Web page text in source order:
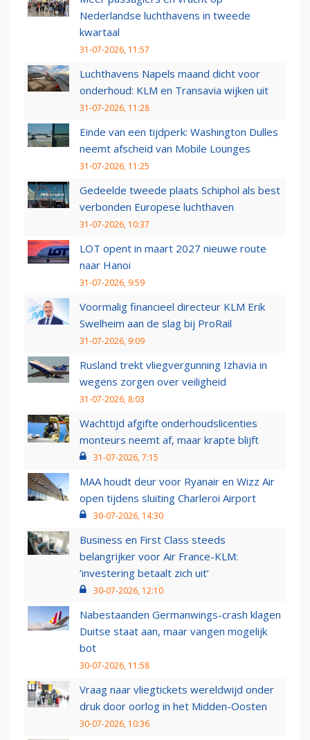
Nederlandse luchthavens in tweede
kwartaal
31-07-2026, 11:57
Luchthavens Napels maand dicht voor
onderhoud: KLM en Transavia wijken uit
31-07-2026, 11:28
Einde van een tijdperk: Washington Dulles
neemt afscheid van Mobile Lounges
31-07-2026, 11:25
Gedeelde tweede plaats Schiphol als best
verbonden Europese luchthaven
31-07-2026, 10:37
LOT opent in maart 2027 nieuwe route
naar Hanoi
31-07-2026, 9:59
Voormalig financieel directeur KLM Erik
Swelheim aan de slag bij ProRail
31-07-2026, 9:09
Rusland trekt vliegvergunning Izhavia in
wegens zorgen over veiligheid
31-07-2026, 8:03
Wachttijd afgifte onderhoudslicenties
monteurs neemt af, maar krapte blijft
31-07-2026, 7:15
MAA houdt deur voor Ryanair en Wizz Air
open tijdens sluiting Charleroi Airport
30-07-2026, 14:30
Business en First Class steeds
belangrijker voor Air France-KLM:
‘investering betaalt zich uit’
30-07-2026, 12:10
Nabestaanden Germanwings-crash klagen
Duitse staat aan, maar vangen mogelijk
bot
30-07-2026, 11:58
Vraag naar vliegtickets wereldwijd onder
druk door oorlog in het Midden-Oosten
30-07-2026, 10:36